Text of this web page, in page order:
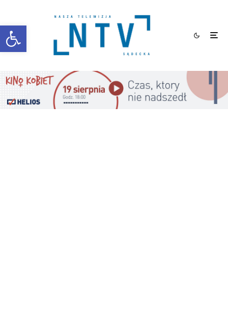
Otwórz pasek narzędzi